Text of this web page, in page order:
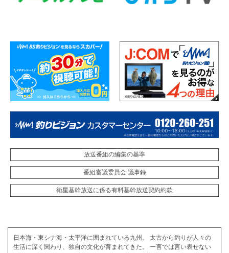
放送番組の編集の基準
番組審議委員会 議事録
衛星基幹放送に係る有料基幹放送契約約款
日本海・東シナ海・太平洋に囲まれている九州。 太古から釣りが人々の
生活に深く関わり、独自の文化が育まれてきた。 一言では言い表せない